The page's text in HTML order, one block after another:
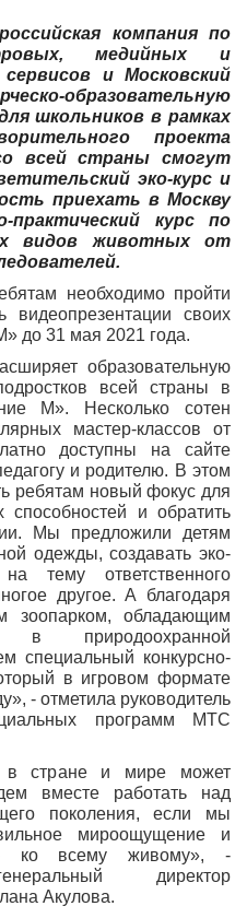
компания по
медийных и
и Московский
образовательную
школьников в рамках
проекта
всей страны смогут
эко-курс и
приехать в Москву
практический курс по
видов животных от
необходимо пройти
видеопрезентации своих
до 31 мая 2021 года.
образовательную
всей страны в
М». Несколько сотен
мастер-классов от
доступны на сайте
и родителю. В этом
ребятам новый фокус для
способностей и обратить
Мы предложили детям
одежды, создавать эко-
тему ответственного
другое. А благодаря
зоопарком, обладающим
в природоохранной
специальный конкурсно-
в игровом формате
- отметила руководитель
программ МТС
в стране и мире может
вместе работать над
поколения, если мы
мироощущение и
ко всему живому», -
директор
Акулова.